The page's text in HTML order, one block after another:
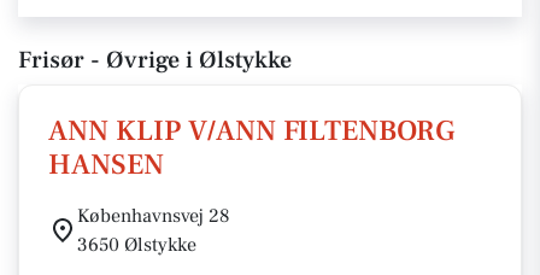
Frisør - Øvrige i Ølstykke
ANN KLIP V/ANN FILTENBORG
HANSEN
Københavnsvej 28
3650 Ølstykke